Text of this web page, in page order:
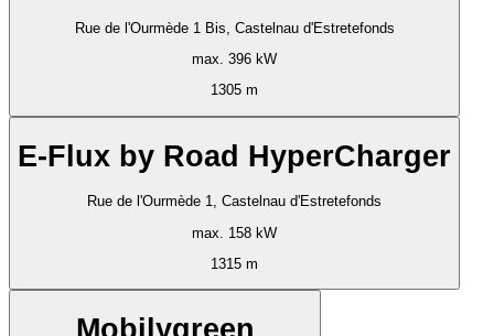
Rue de l'Ourmède 1 Bis, Castelnau d'Estretefonds
max. 396 kW
1305 m
E-Flux by Road HyperCharger
Rue de l'Ourmède 1, Castelnau d'Estretefonds
max. 158 kW
1315 m